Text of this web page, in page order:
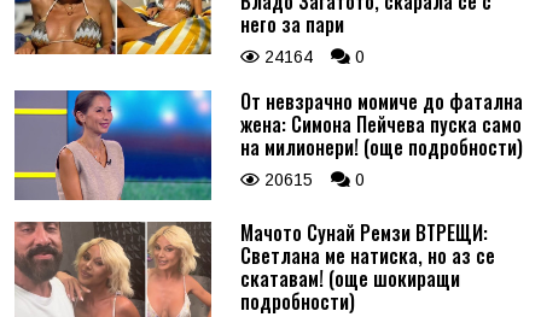
него за пари
24164 0
От невзрачно момиче до фатална
жена: Симона Пейчева пуска само
на милионери! (още подробности)
20615 0
Мачото Сунай Ремзи ВТРЕЩИ:
Светлана ме натиска, но аз се
скатавам! (още шокиращи
подробности)